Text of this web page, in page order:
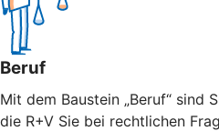
Beruf
Mit dem Baustein „Beruf“
die R+V Sie bei rechtlichen